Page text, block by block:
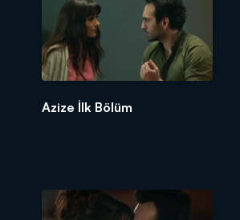
Azize İlk Bölüm